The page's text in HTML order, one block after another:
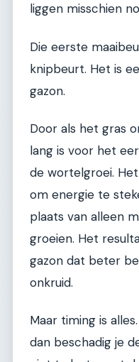
liggen misschien
Die eerste
knipbeurt. Het is
gazon.
Door als het gras
lang is voor het
de wortelgroei.
om energie te
plaats van alleen
groeien. Het
gazon dat beter
onkruid.
Maar timing is
dan beschadig je